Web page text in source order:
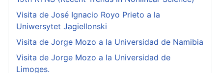
Visita de José Ignacio Royo Prieto a la
Uniwersytet Jagiellonski
Visita de Jorge Mozo a la Universidad de Namibia
Visita de Jorge Mozo a la Universidad de
Limoges.